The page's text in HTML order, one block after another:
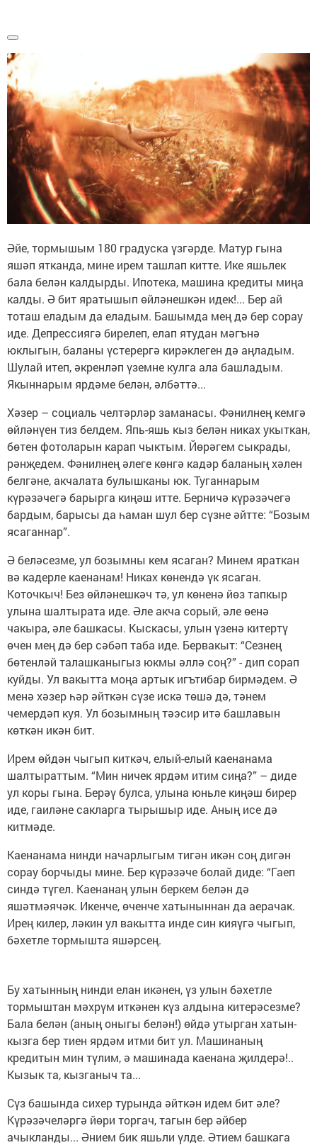
Әйе, тормышым 180 градуска үзгәрде. Матур гына
яшәп ятканда, мине ирем ташлап китте. Ике яшьлек
бала белән калдырды. Ипотека, машина кредиты миңа
калды. Ә бит яратышып өйләнешкән идек!... Бер ай
тоташ еладым да еладым. Башымда мең дә бер сорау
иде. Депрессиягә бирелеп, елап ятудан мәгънә
юклыгын, баланы үстерергә кирәклеген дә аңладым.
Шулай итеп, әкренләп үземне кулга ала башладым.
Якыннарым ярдәме белән, әлбәттә...
Хәзер – социаль челтәрләр заманасы. Фәнилнең кемгә
өйләнүен тиз белдем. Япь-яшь кыз белән никах укыткан,
бөтен фотоларын карап чыктым. Йөрәгем сыкрады,
рәнҗедем. Фәнилнең әлеге көнгә кадәр баланың хәлен
белгәне, акчалата булышканы юк. Туганнарым
күрәзәчегә барырга киңәш итте. Берничә күрәзәчегә
бардым, барысы да һаман шул бер сүзне әйтте: “Бозым
ясаганнар”.
Ә беләсезме, ул бозымны кем ясаган? Минем яраткан
вә кадерле каенанам! Никах көнендә үк ясаган.
Коточкыч! Без өйләнешкәч тә, ул көненә йөз тапкыр
улына шалтырата иде. Әле акча сорый, әле өенә
чакыра, әле башкасы. Кыскасы, улын үзенә китертү
өчен мең дә бер сәбәп таба иде. Бервакыт: “Сезнең
бөтенләй талашканыгыз юкмы әллә соң?” - дип сорап
куйды. Ул вакытта моңа артык игътибар бирмәдем. Ә
менә хәзер һәр әйткән сүзе искә төшә дә, тәнем
чемердәп куя. Ул бозымның тәэсир итә башлавын
көткән икән бит.
Ирем өйдән чыгып киткәч, елый-елый каенанама
шалтыраттым. “Мин ничек ярдәм итим сиңа?” – диде
ул коры гына. Берәү булса, улына юньле киңәш бирер
иде, гаиләне сакларга тырышыр иде. Аның исе дә
китмәде.
Каенанама нинди начарлыгым тигән икән соң дигән
сорау борчыды мине. Бер күрәзәче болай диде: “Гаеп
синдә түгел. Каенанаң улын беркем белән дә
яшәтмәячәк. Икенче, өченче хатыныннан да аерачак.
Ирең килер, ләкин ул вакытта инде син кияүгә чыгып,
бәхетле тормышта яшәрсең.
Бу хатынның нинди елан икәнен, үз улын бәхетле
тормыштан мәхрүм иткәнен күз алдына китерәсезме?
Бала белән (аның оныгы белән!) өйдә утырган хатын-
кызга бер тиен ярдәм итми бит ул. Машинаның
кредитын мин түлим, ә машинада каенана җилдерә!..
Кызык та, кызганыч та...
Сүз башында сихер турында әйткән идем бит әле?
Күрәзәчеләргә йөри торгач, тагын бер әйбер
ачыкланды... Әнием бик яшьли үлде. Әтием башкага